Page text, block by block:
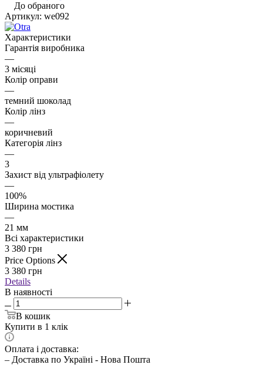
До обраного
Артикул: we092
Характеристики
Гарантія виробника
—
3 місяці
Колір оправи
—
темний шоколад
Колір лінз
—
коричневий
Категорія лінз
—
3
Захист від ультрафіолету
—
100%
Ширина мостика
—
21 мм
Всі характеристики
3 380 грн
Price Options
3 380 грн
Details
В наявності
В кошик
Купити в 1 клік
Оплата і доставка:
– Доставка по Україні - Нова Пошта